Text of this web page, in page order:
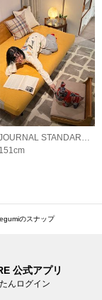
JOURNAL STANDARD FURNITURE
151cm
のスナップ
公式アプリ
んログイン